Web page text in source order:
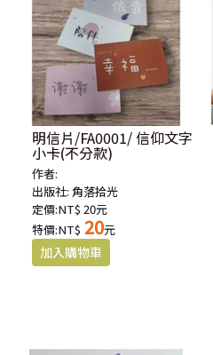
明信片/FA0001/ 信仰文字
小卡(不分款)
作者:
出版社: 角落拾光
定價:NT$ 20元
特價:NT$ 20元